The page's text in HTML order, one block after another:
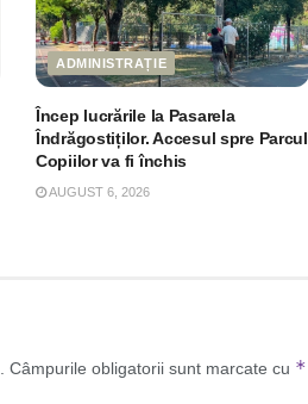
ADMINISTRAȚIE
Încep lucrările la Pasarela
Îndrăgostiților. Accesul spre Parcul
Copiilor va fi închis
AUGUST 6, 2026
Câmpurile obligatorii sunt marcate cu *